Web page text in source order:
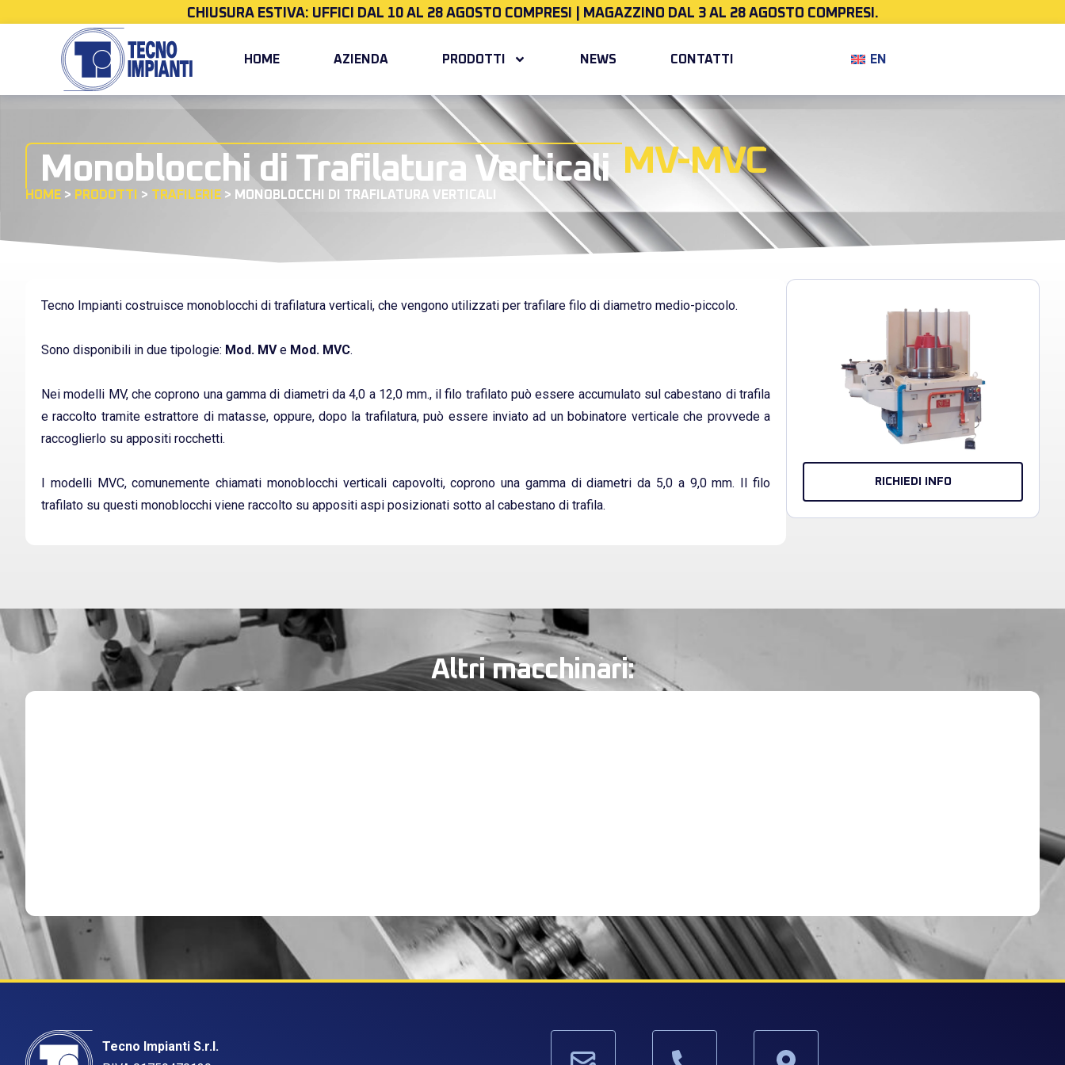
CHIUSURA ESTIVA: UFFICI DAL 10 AL 28 AGOSTO COMPRESI | MAGAZZINO DAL 3 AL 28 AGOSTO COMPRESI.
HOME AZIENDA PRODOTTI NEWS CONTATTI EN
Monoblocchi di Trafilatura Verticali MV-MVC
HOME > PRODOTTI > TRAFILERIE > MONOBLOCCHI DI TRAFILATURA VERTICALI
Tecno Impianti costruisce monoblocchi di trafilatura verticali, che vengono utilizzati per trafilare filo di diametro medio-piccolo.
Sono disponibili in due tipologie: Mod. MVe Mod. MVC.
Nei modelli MV, che coprono una gamma di diametri da 4,0 a 12,0 mm., il filo trafilato può essere accumulato sul cabestano di trafila
e raccolto tramite estrattore di matasse, oppure, dopo la trafilatura, può essere inviato ad un bobinatore verticale che provvede a
raccoglierlo su appositi rocchetti.
I modelli MVC, comunemente chiamati monoblocchi verticali capovolti, coprono una gamma di diametri da 5,0 a 9,0 mm. Il filo
trafilato su questi monoblocchi viene raccolto su appositi aspi posizionati sotto al cabestano di trafila.
RICHIEDI INFO
Altri macchinari:
Tecno Impianti S.r.l.